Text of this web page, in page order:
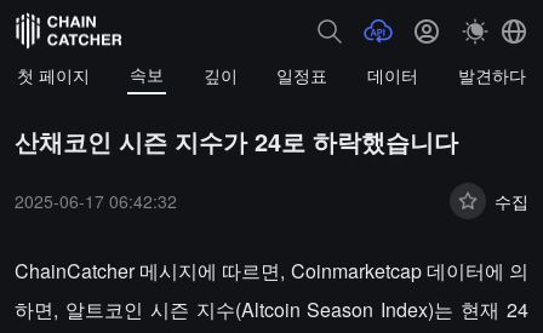
첫 페이지 속보 깊이 일정표 데이터 발견하다
산채코인 시즌 지수가 24로 하락했습니다
2025-06-17 06:42:32 수집
ChainCatcher 메시지에 따르면, Coinmarketcap 데이터에 의
하면, 알트코인 시즌 지수(Altcoin Season Index)는 현재 24